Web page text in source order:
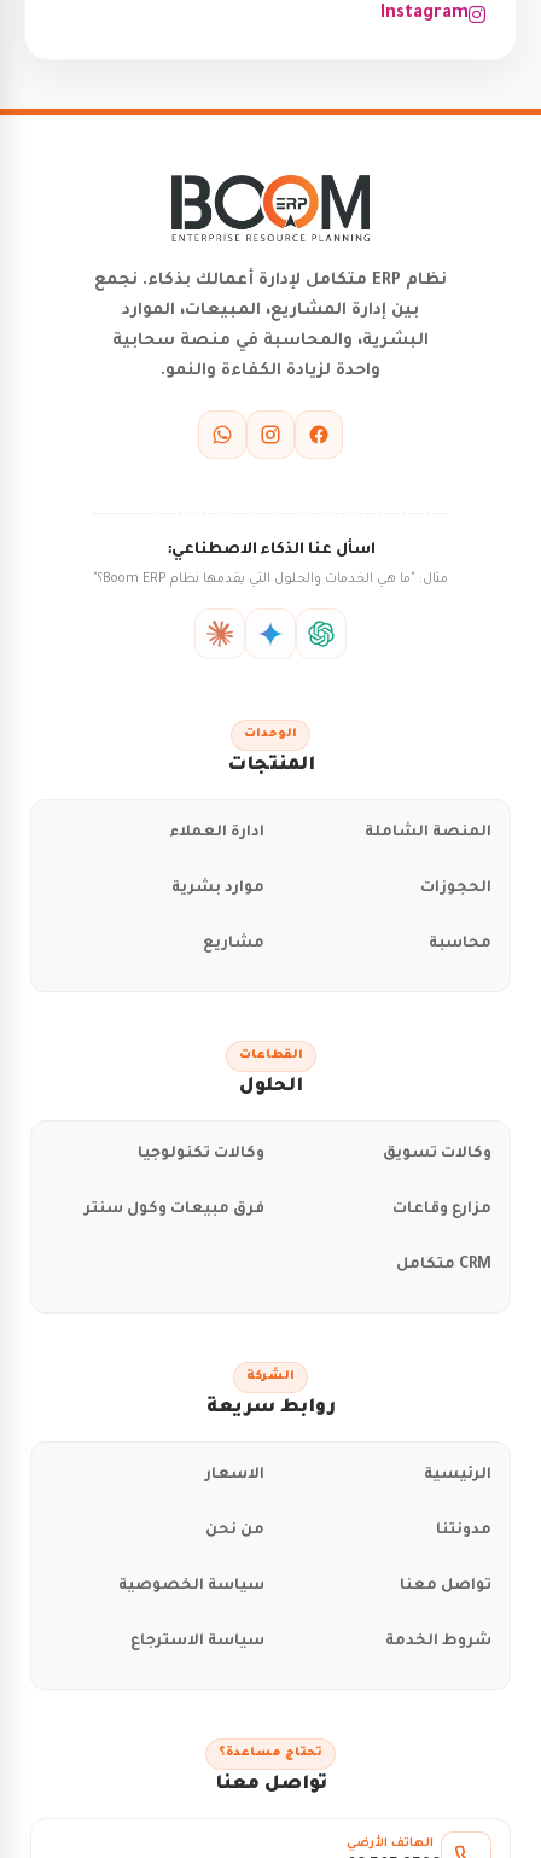
Instagram
نظام ERP متكامل لإدارة أعمالك بذكاء. نجمع
بين إدارة المشاريع، المبيعات، الموارد
البشرية، والمحاسبة في منصة سحابية
واحدة لزيادة الكفاءة والنمو.
اسأل عنا الذكاء الاصطناعي:
مثال: "ما هي الخدمات والحلول التي يقدمها نظام Boom ERP؟"
الوحدات
المنتجات
المنصة الشاملة ادارة العملاء
الحجوزات موارد بشرية
محاسبة مشاريع
القطاعات
الحلول
وكالات تسويق وكالات تكنولوجيا
مزارع وقاعات فرق مبيعات وكول سنتر
CRM متكامل
الشركة
روابط سريعة
الرئيسية الاسعار
مدونتنا من نحن
تواصل معنا سياسة الخصوصية
شروط الخدمة سياسة الاسترجاع
تحتاج مساعدة؟
تواصل معنا
الهاتف الأرضي